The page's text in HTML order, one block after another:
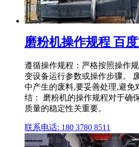
磨粉机操作规程 百
遵循操作规程：严格按照操作
变设备运行参数或操作步骤。
中产生的废料,要妥善处理,避免
结： 磨粉机的操作规程对于确
质量的稳定性关重要。
联系电话: 180 3780 8511